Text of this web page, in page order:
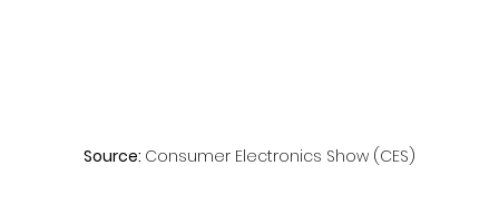
Source: Consumer Electronics Show (CES)